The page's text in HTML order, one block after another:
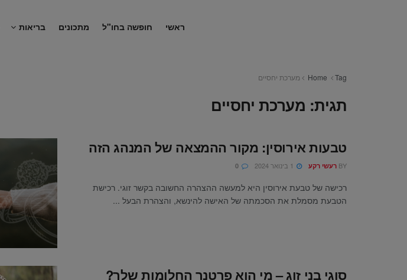
ראשי חופשה בחו"ל מתכונים בריאות
Home Tag מערכת יחסיים
תגית: מערכת יחסיים
טבעות אירוסין: מקור ההמצאה של המנהג הזה
BY רעשי רקע
רכישה של טבעת אירוסין היא למעשה ההצהרה החשובה בקשר זוגי. רכישת
הטבעת מסמלת את הסכמתה של האישה להינשא, והצהרת הבעל ...
סוגי בני זוג – מי הוא פרטנר החלומות שלך?